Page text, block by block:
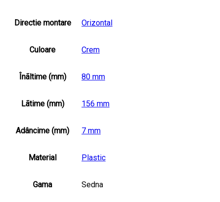
Directie montare Orizontal
Culoare Crem
Înãltime (mm) 80 mm
Lãtime (mm) 156 mm
Adâncime (mm) 7 mm
Material Plastic
Gama Sedna